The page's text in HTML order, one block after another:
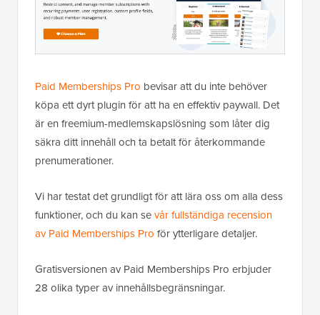
Paid Memberships Pro bevisar att du inte behöver
köpa ett dyrt plugin för att ha en effektiv paywall. Det
är en freemium-medlemskapslösning som låter dig
säkra ditt innehåll och ta betalt för återkommande
prenumerationer.
Vi har testat det grundligt för att lära oss om alla dess
funktioner, och du kan sevår fullständiga recension
av Paid Memberships Pro för ytterligare detaljer.
Gratisversionen av Paid Memberships Pro erbjuder
28 olika typer av innehållsbegränsningar.